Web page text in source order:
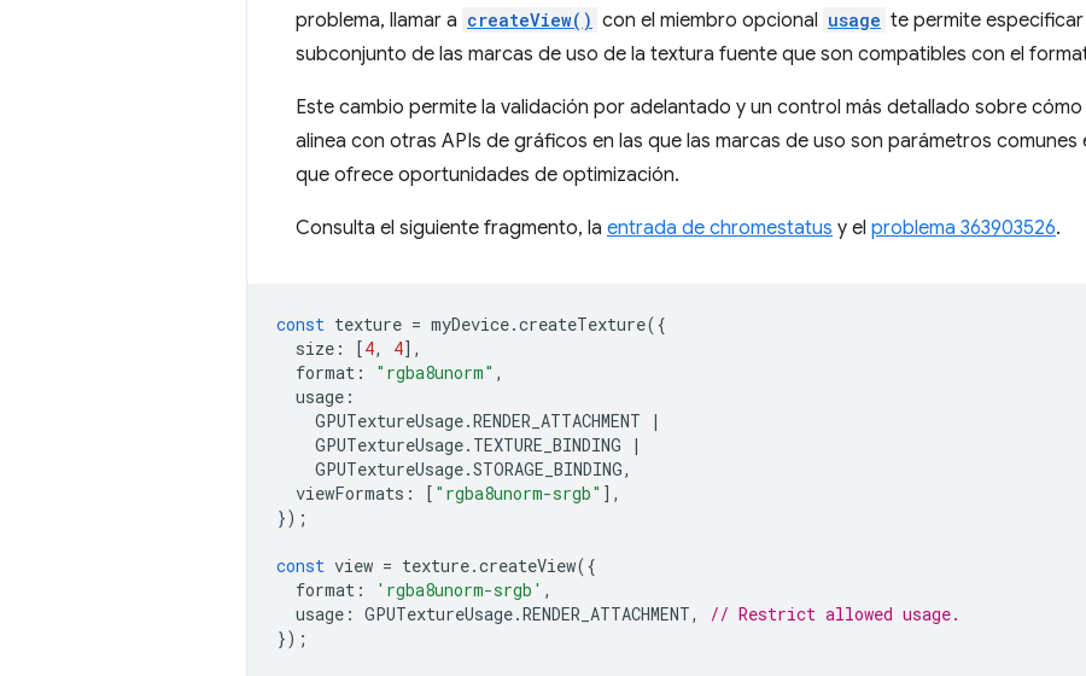
problema, llamar a createView() con el miembro opcional usage te permite
subconjunto de las marcas de uso de la textura fuente que son compatibles con el
Este cambio permite la validación por adelantado y un control más detallado sobre cómo
alinea con otras APIs de gráficos en las que las marcas de uso son parámetros comunes
que ofrece oportunidades de optimización.
Consulta el siguiente fragmento, la entrada de chromestatus y el problema 363903526.
const texture = myDevice.createTexture({
size : [4, 4],
format : "rgba8unorm" ,
usage :
GPUTextureUsage.RENDER_ATTACHMENT
|
GPUTextureUsage. TEXTURE_BINDING
|
GPUTextureUsage.STORAGE_BINDING,
viewFormats : [ "rgba8unorm-srgb" ],
});
const view = texture.createView({
format : 'rgba8unorm-srgb' ,
usage : GPUTextureUsage.RENDER_ATTACHMENT,
// Restrict allowed usage.
});